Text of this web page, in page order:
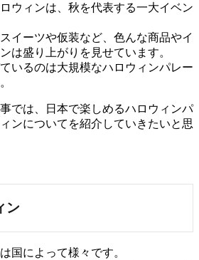
ウィンは、秋を代表する一大イベン
イーツや仮装など、色んな商品やイ
は盛り上がりを見せています。
いるのは大規模なハロウィンパレー
では、日本で楽しめるハロウィンパ
ンについてを紹介していきたいと思
ン
国によって様々です。